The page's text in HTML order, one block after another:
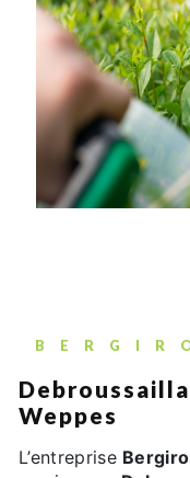
Weppes
L’entreprise